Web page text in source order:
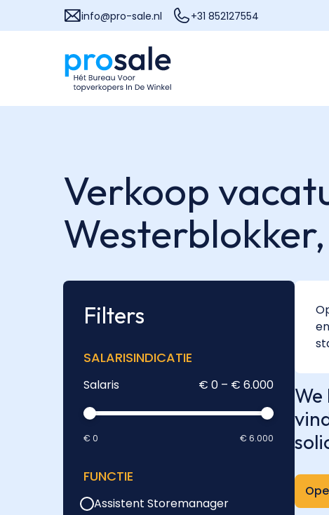
info@pro-sale.nl +31 852127554
Verkoop
Westerblokker,
Filters
SALARISINDICATIE
Salaris € 0 – € 6.000
€ 0 € 6.000
FUNCTIE
Assistent Storemanager